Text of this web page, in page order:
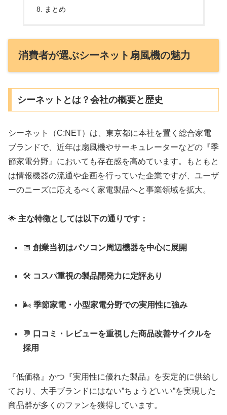
まとめ
消費者が選ぶシーネット扇風機の魅力
シーネットとは？会社の概要と歴史
シーネット（C:NET）は、東京都に本社を置く総合家電
ブランドで、近年は扇風機やサーキュレーターなどの『季
節家電分野』においても存在感を高めています。もともと
は情報機器の流通や企画を行っていた企業ですが、ユーザ
ーのニーズに応えるべく家電製品へと事業領域を拡大。
🌟 主な特徴としては以下の通りです：
📅創業当初はパソコン周辺機器を中心に展開
🛠 コスパ重視の製品開発力に定評あり
🌬季節家電・小型家電分野での実用性に強み
💬 口コミ・レビューを重視した商品改善サイクルを
採用
『低価格』かつ『実用性に優れた製品』を安定的に供給し
ており、大手ブランドにはない”ちょうどいい”を実現した
商品群が多くのファンを獲得しています。